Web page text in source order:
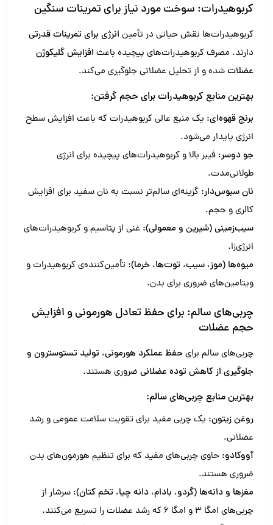
کربوهیدرات: سوخت مورد نیاز برای تمرینات سنگین
کربوهیدرات‌ها نقش حیاتی در تأمین انرژی برای تمرینات قدرتی
دارند. مصرف کربوهیدرات‌های پیچیده باعث افزایش گلیکوژن
عضلاتشده و از تحلیل عضلانی جلوگیری می‌کند.
بهترین منابع کربوهیدرات برای حجم گرفتن:
برنج قهوه‌ای: یک منبع عالی کربوهیدرات که باعث افزایش سطح
انرژی پایدار می‌شود.
جو دوسر: فیبر بالا و کربوهیدرات‌های پیچیده برای انرژی
طولانی‌مدت.
نان سبوس‌دار: گزینه‌ای سالم‌تر نسبت به نان سفید برای افزایش
کالری و حجم.
سیب‌زمینی (شیرین و معمولی): غنی از پتاسیم و کربوهیدرات‌های
انرژی‌زا.
میوه‌ها (موز، سیب، توت‌ها، خرما): تأمین‌کننده‌ی کربوهیدرات و
ویتامین‌های ضروری برای بدن.
چربی‌های سالم: برای حفظ تعادل هورمونی و افزایش
حجم عضلات
چربی‌های سالم برایحفظ عملکرد هورمونی، تولید تستوسترون و
جلوگیری از کاهش توده عضلانی ضروری هستند.
بهترین منابع چربی‌های سالم:
روغن زیتون: یک چربی مفید برای تقویت سلامت عمومی و رشد
عضلانی.
آووکادو: حاوی چربی‌های مفید که برای تنظیم هورمون‌های بدن
ضروری هستند.
مغزها و دانه‌ها (گردو، بادام، دانه چیا، تخم کتان): سرشار از
چربی‌های امگا ۳ و امگا ۶ که رشد عضلات را تسریع می‌کنند.